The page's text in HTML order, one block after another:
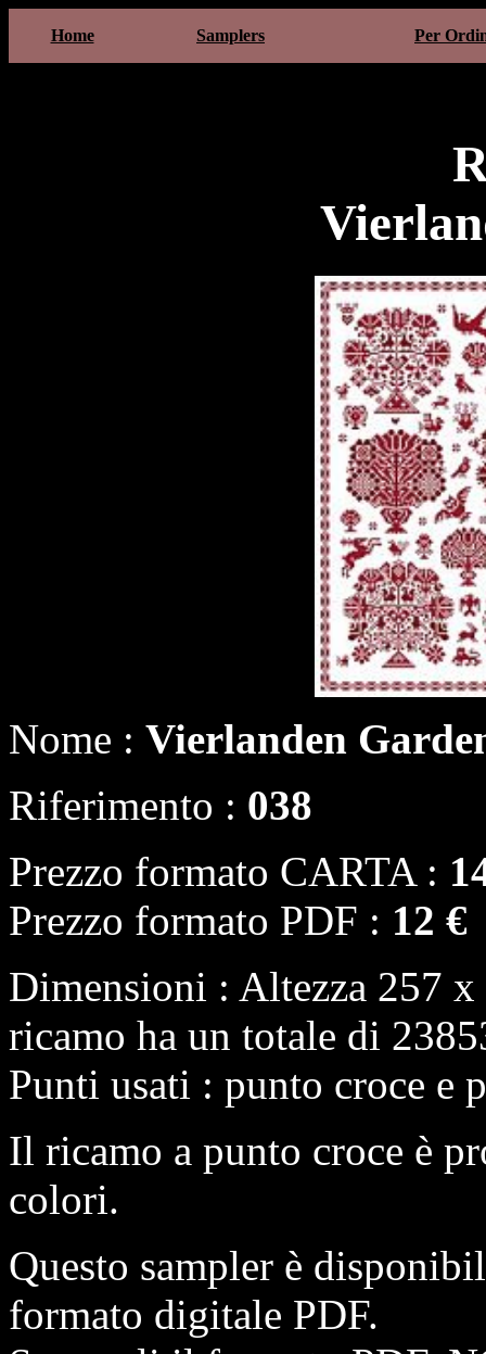
Home Samplers Per
Nome : Vierlanden
Riferimento : 038
Prezzo formato CARTA :
Prezzo formato PDF : 12 €
Dimensioni : Altezza 257
ricamo ha un totale di
Punti usati : punto croce e
Il ricamo a punto croce è
colori.
Questo sampler è
formato digitale PDF.